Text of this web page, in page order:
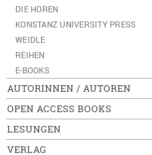
DIE HOREN
KONSTANZ UNIVERSITY PRESS
WEIDLE
REIHEN
E-BOOKS
AUTORINNEN / AUTOREN
OPEN ACCESS BOOKS
LESUNGEN
VERLAG